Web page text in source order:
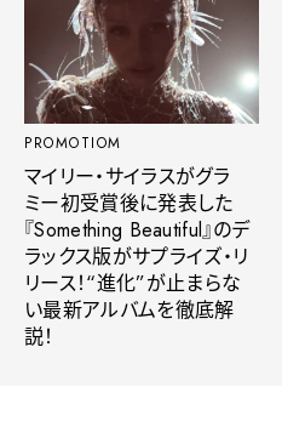
PROMOTIOM
マイリー・サイラスがグラ
ミー初受賞後に発表した
『Something Beautiful』のデ
ラックス版がサプライズ・リ
リース！“進化”が止まらな
い最新アルバムを徹底解
説！